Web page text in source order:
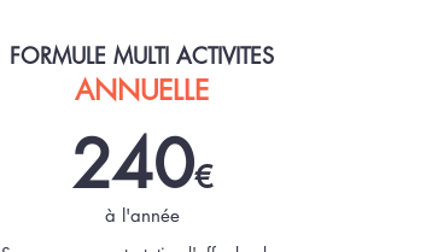
FORMULE MULTI ACTIVITES
ANNUELLE
240€
à l'année